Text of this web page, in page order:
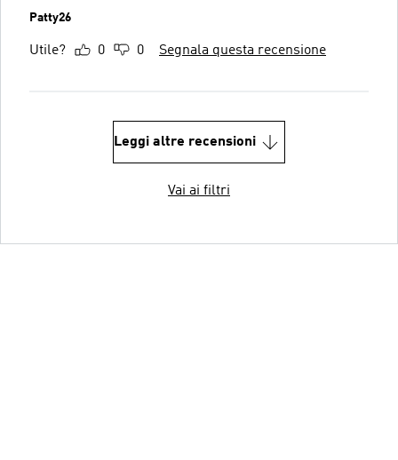
Patty26
Utile? 0 0 Segnala questa recensione
Leggi altre recensioni
Vai ai filtri